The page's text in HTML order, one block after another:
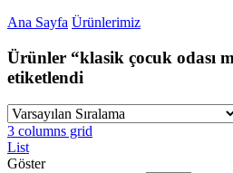
Ana Sayfa Ürünlerimiz
Ürünler “klasik çocuk odası
etiketlendi
3 columns grid
List
Göster